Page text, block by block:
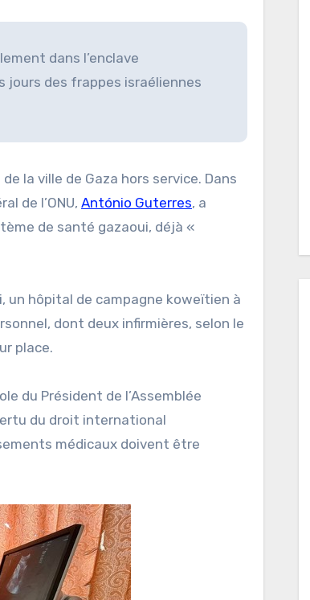
dans l’enclave
jours des frappes israéliennes
la ville de Gaza hors service. Dans
de l’ONU, António Guterres, a
de santé gazaoui, déjà «
un hôpital de campagne koweïtien à
dont deux infirmières, selon le
place.
du Président de l’Assemblée
du droit international
médicaux doivent être